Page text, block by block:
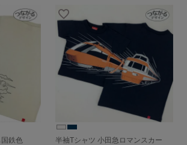
鉄色
半袖Tシャツ 小田急ロマンスカー